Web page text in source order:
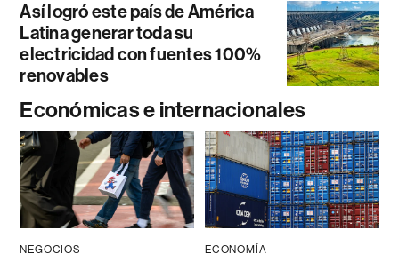
Así logró este país de América
Latina generar toda su
electricidad con fuentes 100%
renovables
Económicas e internacionales
NEGOCIOS ECONOMÍA